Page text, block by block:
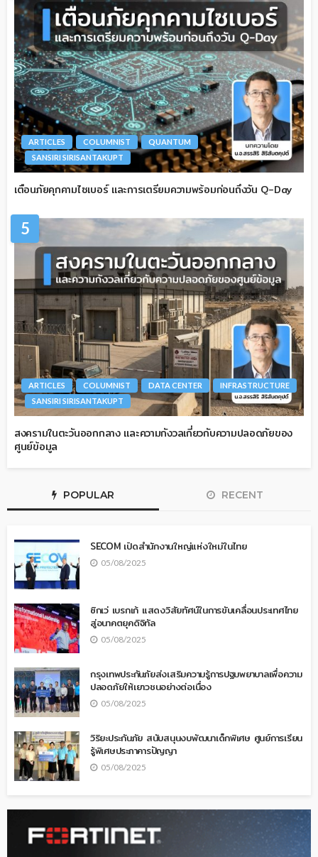
ARTICLES COLUMNIST
QUANTUM
SANSIRI SIRISANTAKUPT
เตือนภัยคุกคามไซเบอร์ และการเตรียมความพร้อมก่อนถึงวัน Q-Day
5
ARTICLES COLUMNIST DATA CENTER
INFRASTRUCTURE
SANSIRI SIRISANTAKUPT
สงครามในตะวันออกกลาง และความกังวลเกี่ยวกับความปลอดภัยของ
ศูนย์ข้อมูล
POPULAR RECENT
SECOM เปิดสำนักงานใหญ่แห่งใหม่ในไทย
05/08/2025
ซิกเว่ เบรกเก้ แสดงวิสัยทัศน์ในการขับเคลื่อนประเทศไทย
สู่อนาคตยุคดิจิทัล
05/08/2025
กรุงเทพประกันภัยส่งเสริมความรู้การปฐมพยาบาลเพื่อความ
ปลอดภัยให้เยาวชนอย่างต่อเนื่อง
05/08/2025
วิริยะประกันภัย สนับสนุนงบพัฒนาเด็กพิเศษ ศูนย์การเรียน
รู้พิเศษประภาคารปัญญา
05/08/2025